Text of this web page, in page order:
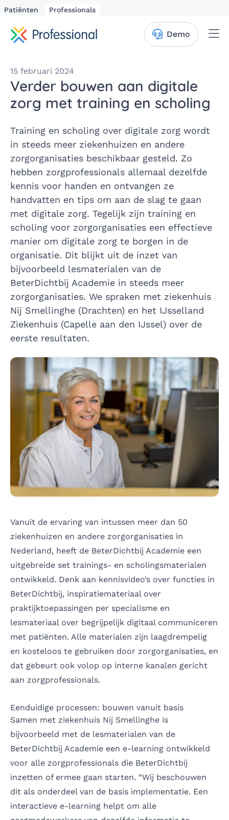
Patiënten Professionals
Demo
15 februari 2024
Verder bouwen aan digitale
zorg met training en scholing
Training en scholing over digitale zorg wordt
in steeds meer ziekenhuizen en andere
zorgorganisaties beschikbaar gesteld. Zo
hebben zorgprofessionals allemaal dezelfde
kennis voor handen en ontvangen ze
handvatten en tips om aan de slag te gaan
met digitale zorg. Tegelijk zijn training en
scholing voor zorgorganisaties een effectieve
manier om digitale zorg te borgen in de
organisatie. Dit blijkt uit de inzet van
bijvoorbeeld lesmaterialen van de
BeterDichtbij Academie in steeds meer
zorgorganisaties. We spraken met ziekenhuis
Nij Smellinghe (Drachten) en het IJsselland
Ziekenhuis (Capelle aan den IJssel) over de
eerste resultaten.
Vanuit de ervaring van intussen meer dan 50
ziekenhuizen en andere zorgorganisaties in
Nederland, heeft de BeterDichtbij Academie een
uitgebreide set trainings- en scholingsmaterialen
ontwikkeld. Denk aan kennisvideo’s over functies in
BeterDichtbij, inspiratiemateriaal over
praktijktoepassingen per specialisme en
lesmateriaal over begrijpelijk digitaal communiceren
met patiënten. Alle materialen zijn laagdrempelig
en kosteloos te gebruiken door zorgorganisaties, en
dat gebeurt ook volop op interne kanalen gericht
aan zorgprofessionals.
Eenduidige processen: bouwen vanuit basis
Samen met ziekenhuis Nij Smellinghe is
bijvoorbeeld met de lesmaterialen van de
BeterDichtbij Academie een e-learning ontwikkeld
voor alle zorgprofessionals die BeterDichtbij
inzetten of ermee gaan starten. “Wij beschouwen
dit als onderdeel van de basis implementatie. Een
interactieve e-learning helpt om alle